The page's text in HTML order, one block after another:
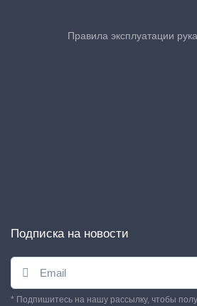
Правила эксплуатации
Подписка на новости
* Подпишитесь на нашу рассылку, чтобы